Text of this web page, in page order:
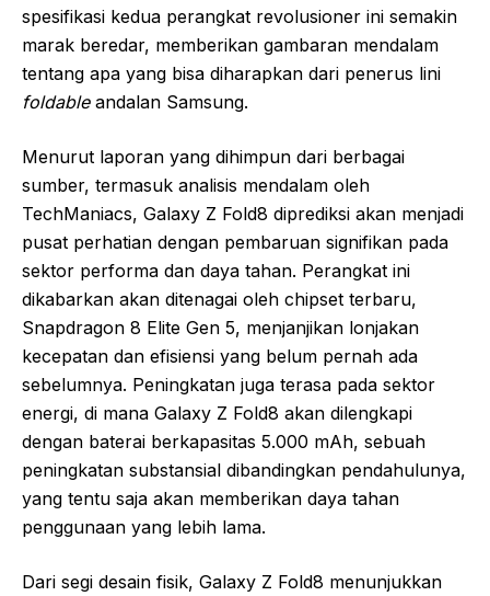
spesifikasi kedua perangkat revolusioner ini semakin
marak beredar, memberikan gambaran mendalam
tentang apa yang bisa diharapkan dari penerus lini
foldableandalan Samsung.
Menurut laporan yang dihimpun dari berbagai
sumber, termasuk analisis mendalam oleh
TechManiacs, Galaxy Z Fold8 diprediksi akan menjadi
pusat perhatian dengan pembaruan signifikan pada
sektor performa dan daya tahan. Perangkat ini
dikabarkan akan ditenagai oleh chipset terbaru,
Snapdragon 8 Elite Gen 5, menjanjikan lonjakan
kecepatan dan efisiensi yang belum pernah ada
sebelumnya. Peningkatan juga terasa pada sektor
energi, di mana Galaxy Z Fold8 akan dilengkapi
dengan baterai berkapasitas 5.000 mAh, sebuah
peningkatan substansial dibandingkan pendahulunya,
yang tentu saja akan memberikan daya tahan
penggunaan yang lebih lama.
Dari segi desain fisik, Galaxy Z Fold8 menunjukkan